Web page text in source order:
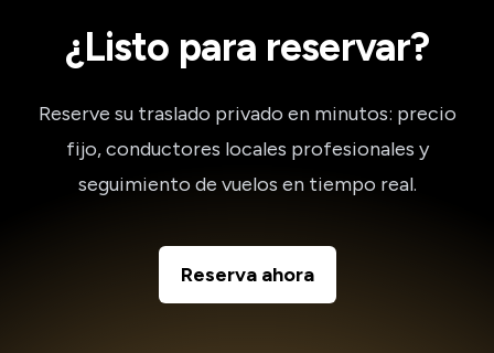
¿Listo para reservar?
Reserve su traslado privado en minutos: precio
fijo, conductores locales profesionales y
seguimiento de vuelos en tiempo real.
Reserva ahora